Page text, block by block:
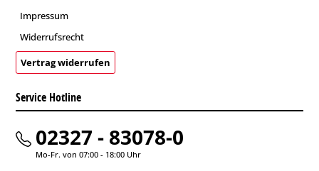
Impressum
Widerrufsrecht
Vertrag widerrufen
Service Hotline
02327 - 83078-0
Mo-Fr. von 07:00 - 18:00 Uhr